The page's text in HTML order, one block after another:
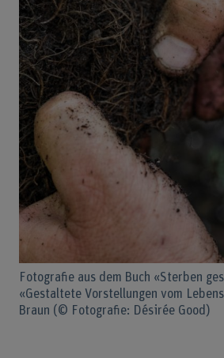
Fotografie aus dem Buch «Sterben
«Gestaltete Vorstellungen vom
Braun (© Fotografie: Désirée Good)